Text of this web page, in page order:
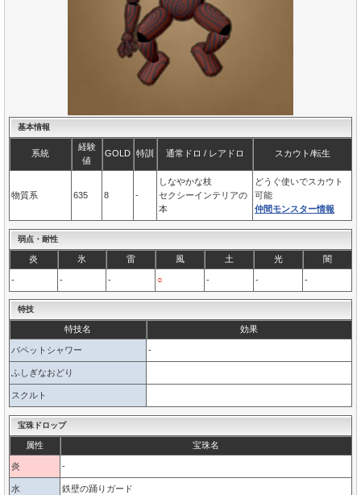
基本情報
系統
経験
値
GOLD 特訓 通常ドロ / レアドロ スカウト/転生
物質系 635 8 -
しなやかな枝
セクシーインテリアの
本
どうぐ使いでスカウト
可能
仲間モンスター情報
弱点・耐性
炎 氷 雷 風 土 光 闇
- - - ○ - - -
特技
特技名 効果
パペットシャワー -
ふしぎなおどり
スクルト
宝珠ドロップ
属性 宝珠名
炎 -
水 鉄壁の踊りガード